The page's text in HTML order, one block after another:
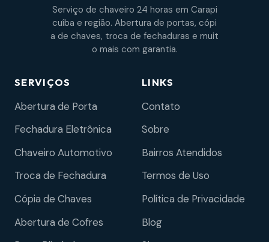
Serviço de chaveiro 24 horas em Carapi
cuíba e região. Abertura de portas, cópi
a de chaves, troca de fechaduras e muit
o mais com garantia.
SERVIÇOS
Abertura de Porta
Fechadura Eletrônica
Chaveiro Automotivo
Troca de Fechadura
Cópia de Chaves
Abertura de Cofres
LINKS
Contato
Sobre
Bairros Atendidos
Termos de Uso
Política de Privacidade
Blog